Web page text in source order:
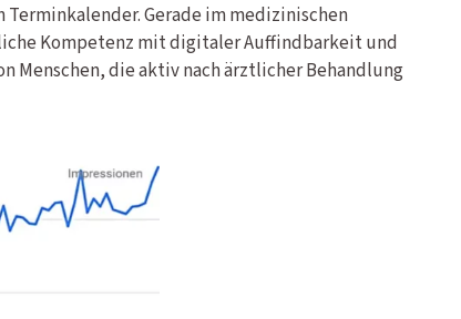
Gerade im medizinischen
Kompetenz mit digitaler Auffindbarkeit und
Menschen, die aktiv nach ärztlicher Behandlung